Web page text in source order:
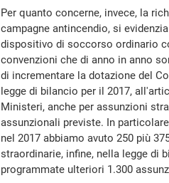
Per quanto concerne, invece, la
campagne antincendio, si
dispositivo di soccorso ordinario
convenzioni che di anno in anno
di incrementare la dotazione del
legge di bilancio per il 2017,
Ministeri, anche per assunzioni
assunzionali previste. In
nel 2017 abbiamo avuto 250 più
straordinarie, infine, nella legge di
programmate ulteriori 1.300